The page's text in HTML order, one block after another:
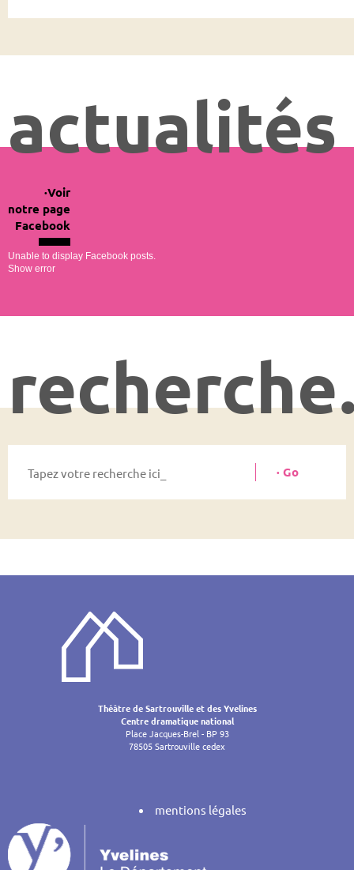
actualités
Voir
notre page
Facebook
Unable to display Facebook posts.
Show error
Théâtre de Sartrouville et des Yvelines
Centre dramatique national
Place Jacques-Brel - BP 93
78505 Sartrouville cedex
mentions légales